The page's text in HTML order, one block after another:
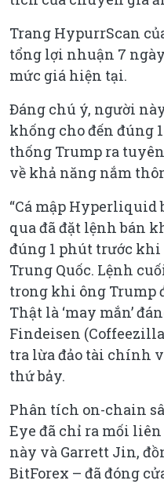
Trang HypurrScan
tổng lợi nhuận 7 ngày
mức giá hiện tại.
Đáng chú ý, người
khống cho đến đúng
thống Trump ra
về khả năng nắm
“Cá mập Hyperliquid
qua đã đặt lệnh bán
đúng 1 phút trước khi
Trung Quốc. Lệnh
trong khi ông Trump
Thật là ‘may mắn’
Findeisen
tra lừa đảo tài chính
thứ bảy.
Phân tích on-chain
Eye đã chỉ ra mối liên
này và Garrett Jin,
BitForex – đã đóng